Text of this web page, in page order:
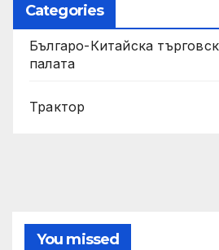
Categories
Българо-Китайска
палата
Трактор
You missed